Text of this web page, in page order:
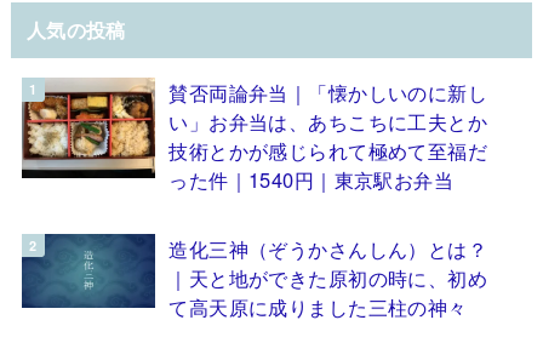
人気の投稿
賛否両論弁当｜「懐かしいのに新し
い」お弁当は、あちこちに工夫とか
技術とかが感じられて極めて至福だ
った件｜1540円｜東京駅お弁当
造化三神（ぞうかさんしん）とは？
｜天と地ができた原初の時に、初め
て高天原に成りました三柱の神々